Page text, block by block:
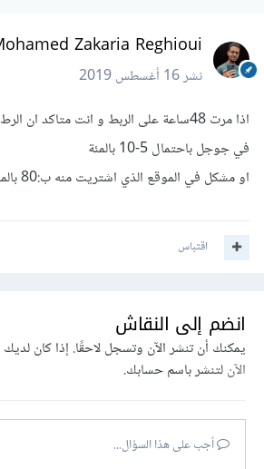
Zakaria Reghioui
نشر16 أغسطس 2019
اذا مرت 48ساعة على الربط و انت متاكد ان
في جوجل باحتمال 5-10 بالمئة
او مشكل في الموقع الذي اشتريت منه ب:80 بالمئة "الموقع+البائع"
اقتباس
انضم إلى النقاش
يمكنك أن تنشر الآن وتسجل لاحقًا. إذا كان
الآنلتنشر باسم حسابك.
أجب على هذا السؤال...